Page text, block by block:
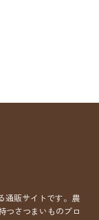
通販サイトです。農
つさつまいものプロ